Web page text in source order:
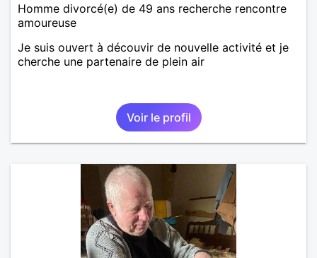
Homme divorcé(e) de 49 ans recherche rencontre
amoureuse
Je suis ouvert à découvir de nouvelle activité et je
cherche une partenaire de plein air
Voir le profil